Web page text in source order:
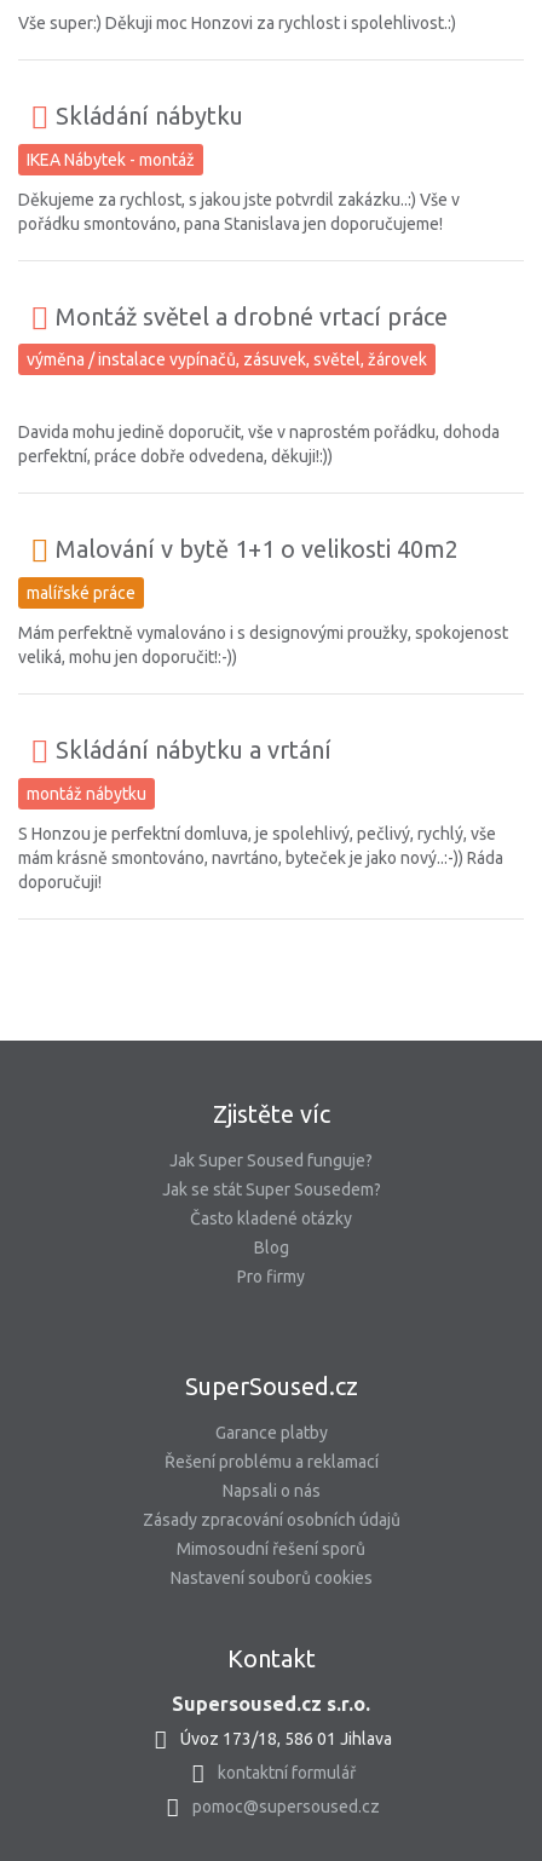
Vše super:) Děkuji moc Honzovi za rychlost i spolehlivost.:)
Skládání nábytku
IKEA Nábytek - montáž
Děkujeme za rychlost, s jakou jste potvrdil zakázku..:) Vše v
pořádku smontováno, pana Stanislava jen doporučujeme!
Montáž světel a drobné vrtací práce
výměna / instalace vypínačů, zásuvek, světel, žárovek
Davida mohu jedině doporučit, vše v naprostém pořádku, dohoda
perfektní, práce dobře odvedena, děkuji!:))
Malování v bytě 1+1 o velikosti 40m2
malířské práce
Mám perfektně vymalováno i s designovými proužky, spokojenost
veliká, mohu jen doporučit!:-))
Skládání nábytku a vrtání
montáž nábytku
S Honzou je perfektní domluva, je spolehlivý, pečlivý, rychlý, vše
mám krásně smontováno, navrtáno, byteček je jako nový..:-)) Ráda
doporučuji!
Zjistěte víc
Jak Super Soused funguje?
Jak se stát Super Sousedem?
Často kladené otázky
Blog
Pro firmy
SuperSoused.cz
Garance platby
Řešení problému a reklamací
Napsali o nás
Zásady zpracování osobních údajů
Mimosoudní řešení sporů
Nastavení souborů cookies
Kontakt
Supersoused.cz s.r.o.
Úvoz 173/18, 586 01 Jihlava
kontaktní formulář
pomoc@supersoused.cz